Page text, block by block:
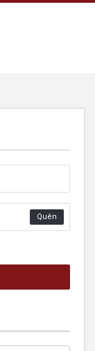
Quên